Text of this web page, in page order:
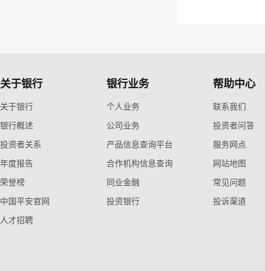
关于银行
关于银行
银行概述
投资者关系
年度报告
荣誉榜
中国平安官网
人才招聘
银行业务
个人业务
公司业务
产品信息查询平台
合作机构信息查询
同业金融
投资银行
帮助中心
联系我们
投资者问答
服务网点
网站地图
常见问题
投诉渠道